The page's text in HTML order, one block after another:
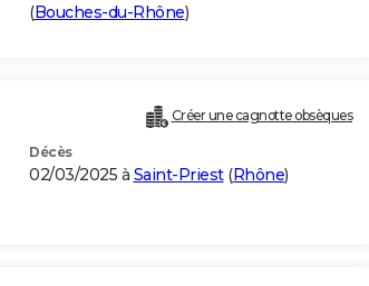
(Bouches-du-Rhône)
Créer une cagnotte obsèques
Décès
02/03/2025 à Saint-Priest(Rhône)